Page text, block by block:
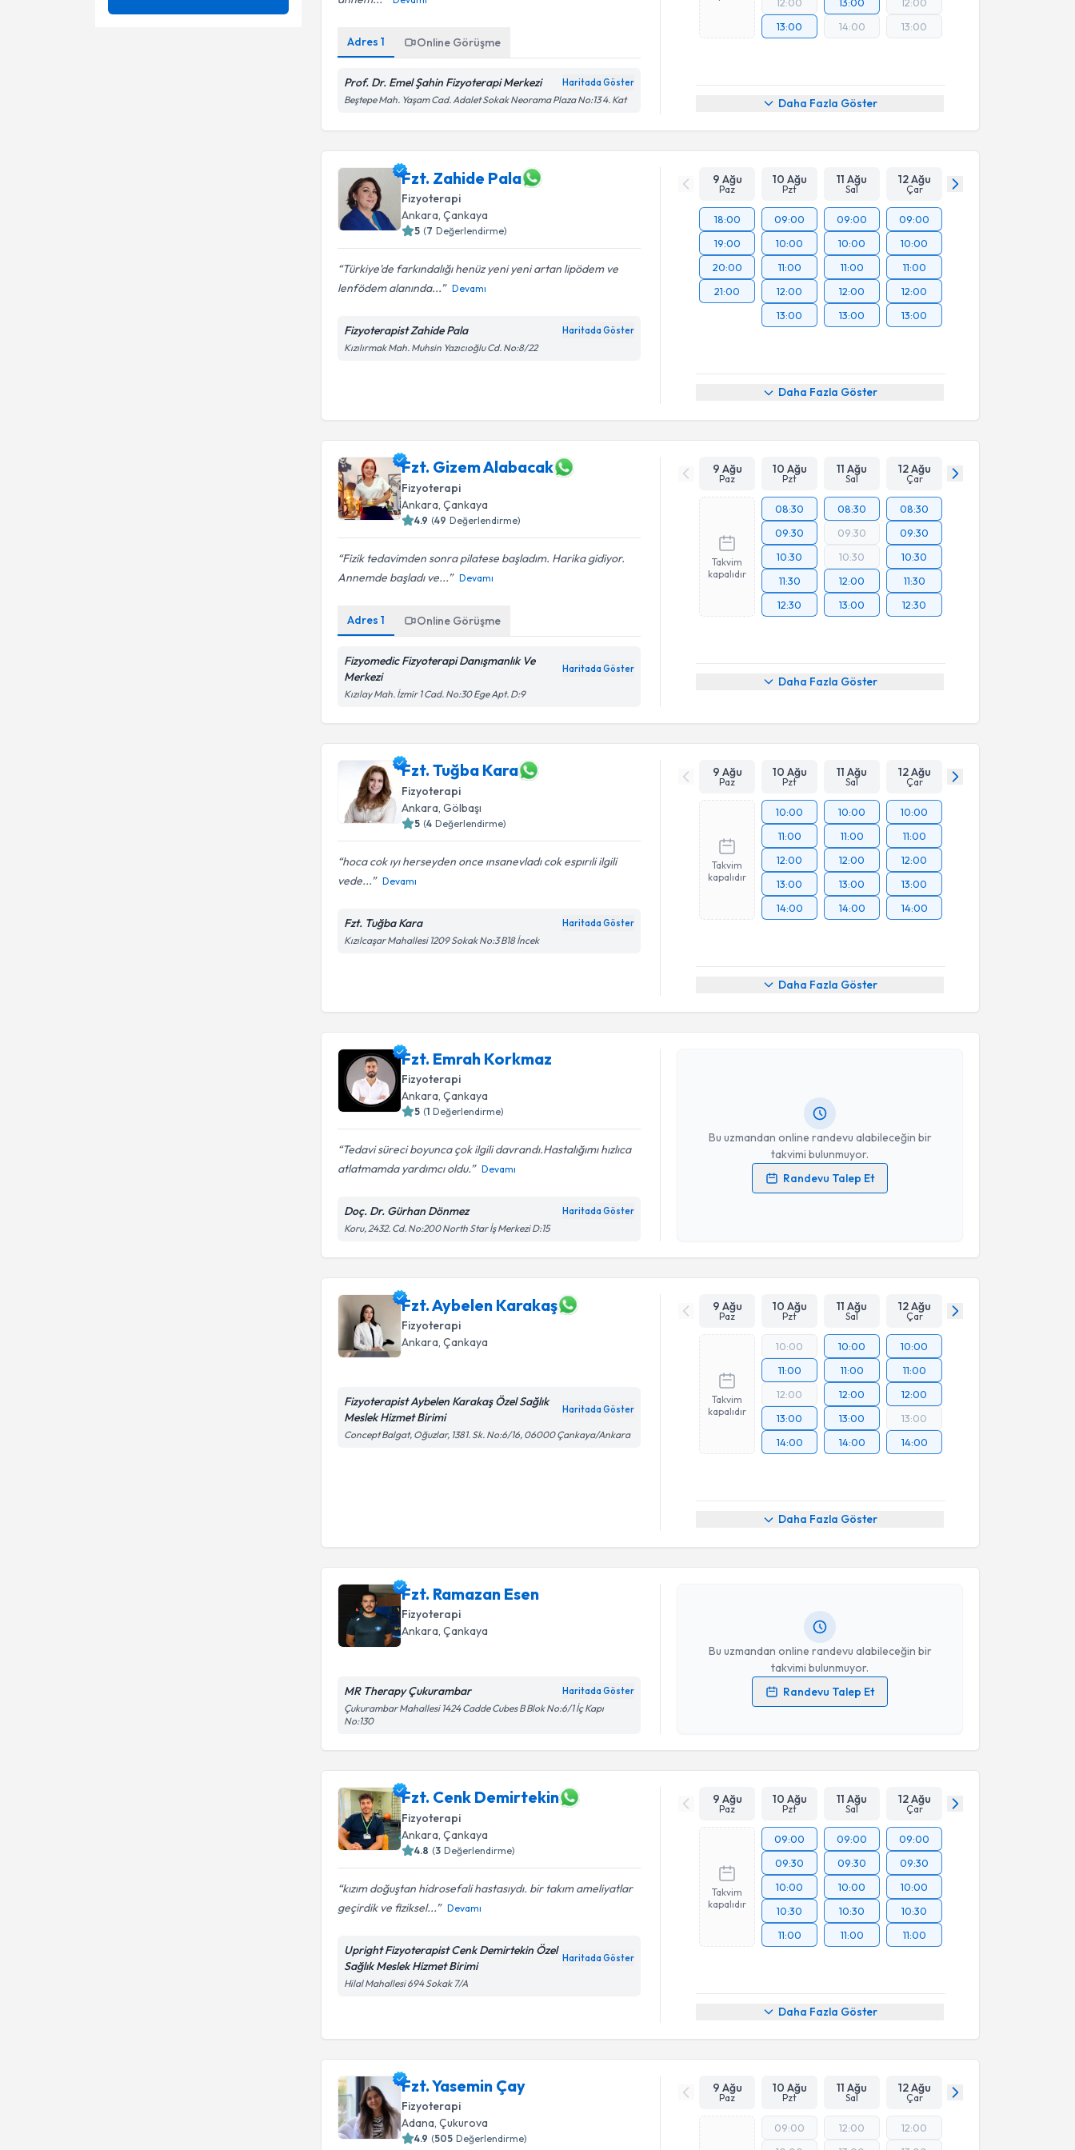
Adres1 Online Görüşme
Prof. Dr. Emel Şahin Fizyoterapi Merkezi Haritada Göster
Beştepe Mah. Yaşam Cad. Adalet Sokak Neorama Plaza No:13 4. Kat
13:00
14:00
13:00
Daha Fazla Göster
Fzt. Zahide Pala
Fizyoterapi
Ankara, Çankaya
5 (7 Değerlendirme)
Türkiye'de farkındalığı henüz yeni yeni artan lipödem ve
lenfödem alanında...
Devamı
Fizyoterapist Zahide Pala Haritada Göster
Kızılırmak Mah. Muhsin Yazıcıoğlu Cd. No:8/22
9 Ağu
Paz
10 Ağu
Pzt
11 Ağu
Sal
12 Ağu
Çar
18:00
19:00
20:00
21:00
09:00
10:00
11:00
12:00
13:00
09:00
10:00
11:00
12:00
13:00
09:00
10:00
11:00
12:00
13:00
Daha Fazla Göster
Fzt. Gizem Alabacak
Fizyoterapi
Ankara , Çankaya
4.9 (49 Değerlendirme)
Fizik tedavimden sonra pilatese başladım. Harika gidiyor.
Annemde başladı ve...
Devamı
Adres1 Online Görüşme
Fizyomedic Fizyoterapi Danışmanlık Ve
Merkezi
Haritada Göster
Kızılay Mah. İzmir 1 Cad. No:30 Ege Apt. D:9
9 Ağu
Paz
10 Ağu
Pzt
11 Ağu
Sal
12 Ağu
Çar
Takvim
kapalıdır
08:30
09:30
10:30
11:30
12:30
08:30
09:30
10:30
12:00
13:00
08:30
09:30
10:30
11:30
12:30
Daha Fazla Göster
Fzt. Tuğba Kara
Fizyoterapi
Ankara , Gölbaşı
5 (4 Değerlendirme)
hoca cok ıyı herseyden once ınsanevladı cok espırıli ilgili
vede...
Devamı
Fzt. Tuğba Kara Haritada Göster
Kızılcaşar Mahallesi 1209 Sokak No:3 B18 İncek
9 Ağu
Paz
10 Ağu
Pzt
11 Ağu
Sal
12 Ağu
Çar
Takvim
kapalıdır
10:00
11:00
12:00
13:00
14:00
10:00
11:00
12:00
13:00
14:00
10:00
11:00
12:00
13:00
14:00
Daha Fazla Göster
Fzt. Emrah Korkmaz
Fizyoterapi
Ankara, Çankaya
5 (1 Değerlendirme)
Tedavi süreci boyunca çok ilgili davrandı.Hastalığımı hızlıca
atlatmamda yardımcı oldu.
Devamı
Doç. Dr. Gürhan Dönmez Haritada Göster
Koru, 2432. Cd. No:200 North Star İş Merkezi D:15
Bu uzmandan online randevu alabileceğin bir
takvimi bulunmuyor.
Randevu Talep Et
Randevu Takvimi Talebi
Fzt. Emrah Korkmaz
Kişisel verilerimin işlenmesine ilişkinAydınlatma Metni
Takvim Talebini Gönder
Fzt. Aybelen Karakaş
Fizyoterapi
Ankara, Çankaya
Fizyoterapist Aybelen Karakaş Özel Sağlık
Meslek Hizmet Birimi
Haritada Göster
Concept Balgat, Oğuzlar, 1381. Sk. No:6/16, 06000 Çankaya/Ankara
9 Ağu
Paz
10 Ağu
Pzt
11 Ağu
Sal
12 Ağu
Çar
Takvim
kapalıdır
10:00
11:00
12:00
13:00
14:00
10:00
11:00
12:00
13:00
14:00
10:00
11:00
12:00
13:00
14:00
Daha Fazla Göster
Fzt. Ramazan Esen
Fizyoterapi
Ankara , Çankaya
MR Therapy Çukurambar Haritada Göster
Çukurambar Mahallesi 1424 Cadde Cubes B Blok No:6/1 İç Kapı
No:130
Bu uzmandan online randevu alabileceğin bir
takvimi bulunmuyor.
Randevu Talep Et
Randevu Takvimi Talebi
Fzt. Ramazan Eseniçin randevu takvimi talebi oluşturun. Size
bu uzmandan randevu almanız için bir takvim hazırlandığında e-
Kişisel verilerimin işlenmesine ilişkinAydınlatma Metni
Fzt. Cenk Demirtekin
Fizyoterapi
Ankara , Çankaya
4.8 (3 Değerlendirme)
kızım doğuştan hidrosefali hastasıydı. bir takım ameliyatlar
geçirdik ve fiziksel...
Devamı
Upright Fizyoterapist Cenk Demirtekin Özel
Sağlık Meslek Hizmet Birimi
Haritada Göster
Hilal Mahallesi 694 Sokak 7/A
9 Ağu
Paz
10 Ağu
Pzt
11 Ağu
Sal
12 Ağu
Çar
Takvim
kapalıdır
09:00
09:30
10:00
10:30
11:00
09:00
09:30
10:00
10:30
11:00
09:00
09:30
10:00
10:30
11:00
Daha Fazla Göster
Fzt. Yasemin Çay
Fizyoterapi
Adana, Çukurova
4.9 (505 Değerlendirme)
9 Ağu
Paz
10 Ağu
Pzt
11 Ağu
Sal
12 Ağu
Çar
09:00
12:00
12:00